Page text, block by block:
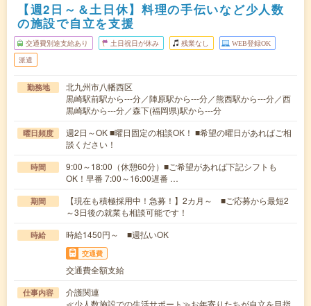
【週2日～＆土日休】料理の手伝いなど少人数
の施設で自立を支援
交通費別途支給あり 土日祝日が休み 残業なし WEB登録OK
派遣
勤務地
北九州市八幡西区
黒崎駅前駅から---分／陣原駅から---分／熊西駅から---分／西
黒崎駅から---分／森下(福岡県)駅から---分
曜日頻度
週2日～OK ■曜日固定の相談OK！ ■希望の曜日があればご相
談ください！
時間
9:00～18:00（休憩60分）■ご希望があれば下記シフトも
OK！早番 7:00～16:00遅番 …
期間
【現在も積極採用中！急募！】2カ月～ ■ご応募から最短2
～3日後の就業も相談可能です！
時給 時給1450円～ ■週払いOK
交通費
交通費全額支給
仕事内容
介護関連
≪少人数施設での生活サポート≫お年寄りたちが自立を目指